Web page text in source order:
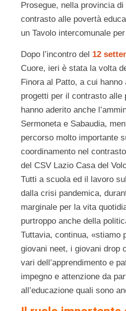
Prosegue, nella provincia
contrasto alle povertà
un Tavolo intercomunale
Dopo l’incontro del 12
Cuore, ieri è stata la volta
Finora al Patto, a cui
progetti per il contrasto alle
hanno aderito anche
Sermoneta e Sabaudia,
percorso molto importante
coordinamento nel
del CSV Lazio Casa del
Tutti a scuola ed il lavoro
dalla crisi pandemica,
marginale per la vita
purtroppo anche della
Tuttavia, continua, «stiamo
giovani neet, i giovani drop
vari dell’apprendimento e
impegno e attenzione da
all’educazione quali sono